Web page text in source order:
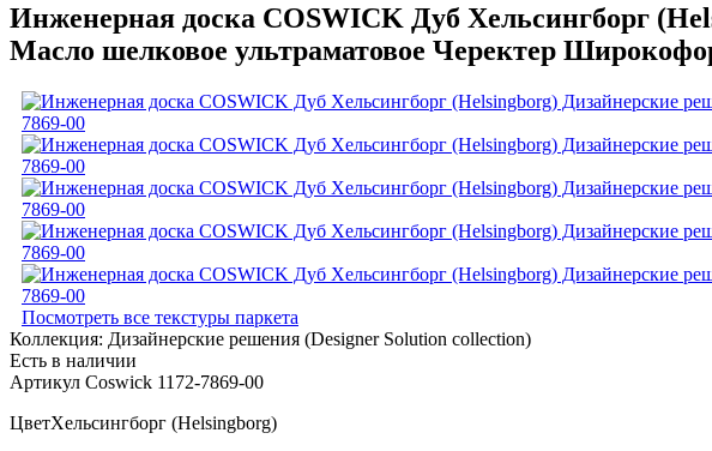
Инженерная доска COSWICK Дуб Хельсингборг
Масло шелковое ультраматовое Черектер
Посмотреть все текстуры паркета
Коллекция: Дизайнерские решения (Designer Solution collection)
Есть в наличии
Артикул Coswick 1172-7869-00
ЦветХельсингборг (Helsingborg)